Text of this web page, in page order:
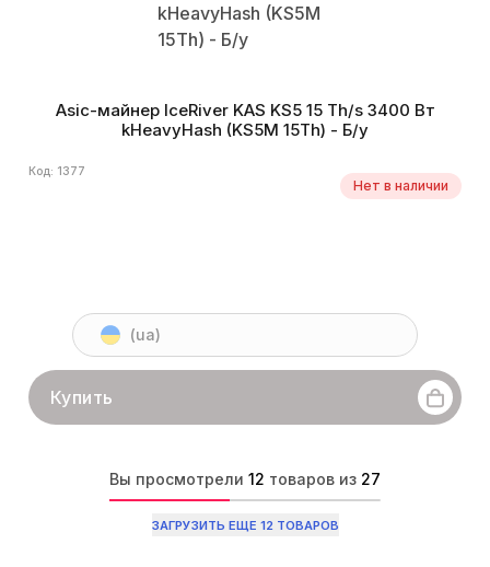
Asic-майнер IceRiver KAS KS5 15 Th/s 3400 Вт
kHeavyHash (KS5M 15Th) - Б/у
Код: 1377
Нет в наличии
(ua)
Купить
Вы просмотрели 12 товаров из 27
ЗАГРУЗИТЬ ЕЩЕ 12 ТОВАРОВ